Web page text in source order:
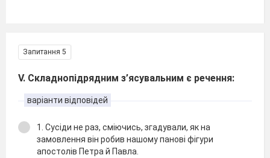
Запитання 5
V. Складнопідрядним з’ясувальним є речення:
варіанти відповідей
1. Сусiди не раз, смiючись, згадували, як на
замовлення вiн робив нашому пановi фiгури
апостолiв Петра й Павла.